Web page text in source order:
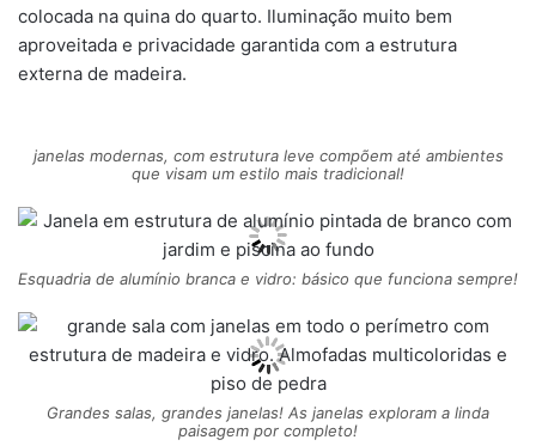
colocada na quina do quarto. Iluminação muito bem
aproveitada e privacidade garantida com a estrutura
externa de madeira.
janelas modernas, com estrutura leve compõem até ambientes
que visam um estilo mais tradicional!
Esquadria de alumínio branca e vidro: básico que funciona sempre!
Grandes salas, grandes janelas! As janelas exploram a linda
paisagem por completo!